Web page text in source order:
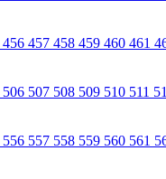
456 457 458 459 460 461
506 507 508 509 510 511
556 557 558 559 560 561